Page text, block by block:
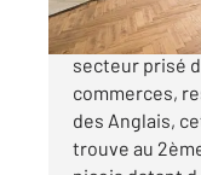
NICE
secteur prisé
commerces,
des Anglais,
trouve au